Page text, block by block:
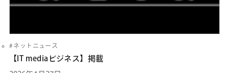
ネットニュース
【IT mediaビジネス】掲載